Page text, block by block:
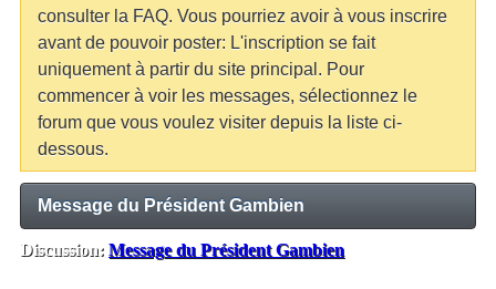
consulter la FAQ. Vous pourriez avoir à vous inscrire
avant de pouvoir poster: L'inscription se fait
uniquement à partir du site principal. Pour
commencer à voir les messages, sélectionnez le
forum que vous voulez visiter depuis la liste ci-
dessous.
Message du Président Gambien
Discussion: Message du Président Gambien